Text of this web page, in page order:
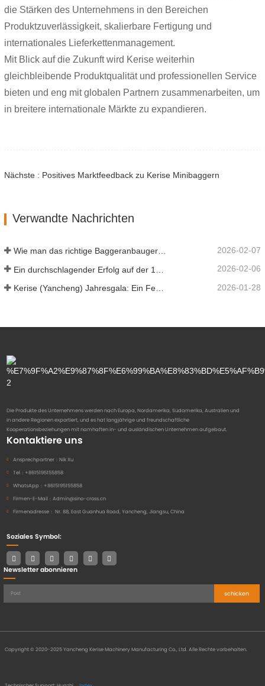
die Stärken des Unternehmens in den Bereichen
Produktzuverlässigkeit, skalierbare Fertigung und
internationales Lieferkettenmanagement.
Mit Blick auf die Zukunft wird Kerise weiterhin
gleichbleibende Produktqualität und professionellen Service
bieten und eng mit globalen Partnern zusammenarbeiten, um
in breitere internationale Märkte zu expandieren.
Nächste : Positives Marktfeedback zu Kerise Minibaggern
Verwandte Nachrichten
Wie man das richtige Baggeranbaugerät für Aushub- und Planierungsarbeiten auswählt 2026-02-07
2026-02-06
2026-01-28
Die Produkte des Unternehmens werden nach Europa, Nordamerika, Südamerika, Australien und
in andere Regionen exportiert, und es hat langjährige und freundschaftliche
Kooperationsbeziehungen mit namhaften in- und ausländischen Unternehmen aufgebaut.
Kontaktiere uns
Ansprechpartner： Nik Xu
Tel： +8615195155858
WhatsApp： +8615195155858
Firmen-E-Mail： Admin@sino-cross.cn
Firmenadresse： Nr. 88, East Guanhua Road, Yancheng, Jiangsu, China
Soziales Symbol:
Newsletter abonnieren
schicken
Copyright © 2020-2025 Yancheng Kerise Machinery Manufacturing Co., Ltd. Alle Rechte vorbehalten.